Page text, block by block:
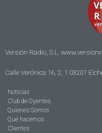
Versión Radio, S.L.
Calle Verónica 16, 2, 1 03201
Noticias
Club de Oyentes
Quienes Somos
Qué hacemos
Clientes